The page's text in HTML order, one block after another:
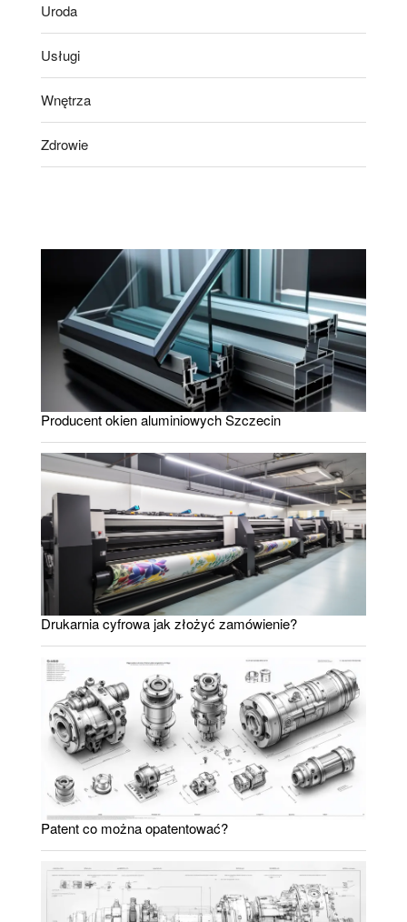
Uroda
Usługi
Wnętrza
Zdrowie
Producent okien aluminiowych Szczecin
Drukarnia cyfrowa jak złożyć zamówienie?
Patent co można opatentować?